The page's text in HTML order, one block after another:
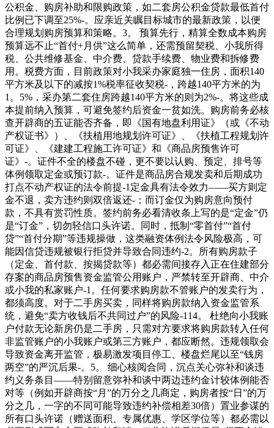
公积金、购房补助和限购政策，如二套房公积金贷款最低首付
比例已下调至25%-。应亲近关瞩目标城市的最新政策，以便
合理规划购房预算和策略。3。 预算先行，精算全数成本购房
预算远不止“首付+月供”这么简单，还需预留契税、小我所得
税、公共维修基金、中介费、贷款手续费、物业费和拆修费
用。税费方面，目前政策对小我采办家庭独一住房，面积140
平方米及以下的减按1%税率征收契税-，跨越140平方米的为
1。5%，采办第二套住房跨越140平方米的则为2%-。将这些成
本提前纳入预算，可避免签约后资金一贫如洗。购房前务必核
查开辟商的五证能否齐备，即《国有地盘利用证》（或《不动
产权证书》）、《扶植用地规划许可证》、《扶植工程规划许
可证》、《建建工程施工许可证》和《商品房预售许可
证》-。证件不全的楼盘不碰，更不要以认购、预定、排号等
体例领取定金或预订款-。证件是商品房合规发卖和后期成功
打点不动产权证的法令前提-1定金具有法令效力——买方则定
金不退，卖方违约则双倍返还-；而订金仅为购房意向预付
款，不具有赏罚性质。签约前务必看清收条上写的是“定金”仍
是“订金”，切勿轻信口头许诺。同时，抵制“零首付”“首付
贷”“首付分期”等违规操做，这类融资体例法令风险极高，可
能因信贷违规被银行拒贷并导致合同违约-2。所有购房款子
（定金、首付款、按揭贷款等）都必需间接存入正在住建部分
存案的商品房预售资金监管公用账户，严禁转至开辟商、中介
或小我的私家账户-1。任何要求购房款不管账户的发卖行为，
都须高度。对于二手房买卖，同样将购房款纳入资金监管系
统，避免“卖方收钱后不共同过户”的风险-114。 杜绝向小我账
户付款无论新房仍是二手房，只需对方要求将购房款转入任何
非监管账户的小我账户或第三方账户，都应断然。违规领取会
导致资金离开监管，极易激发项目停工、楼盘烂尾以至“钱房
两空”的严沉后果-。5。 细心核阅合同，沉点关心弥补和谈违
约义务条目——特别留意弥补和谈中两边违约金计较体例能否
对等（例如开辟商按“月”的万分之几商定，购房者按“日”的万
分之几，一字的不同可能导致违约补偿相差30倍）置业参谋的
所有口头许诺（赠送面积、专属优惠、学区学位等）都必需以